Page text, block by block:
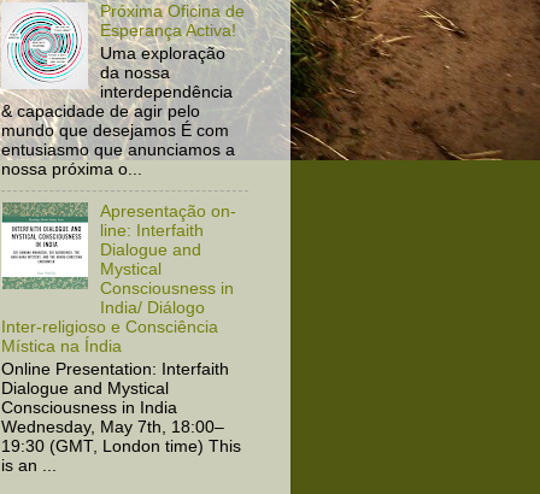
Próxima Oficina de
Esperança Activa!
Uma exploração
da nossa
interdependência
& capacidade de agir pelo
mundo que desejamos É com
entusiasmo que anunciamos a
nossa próxima o...
Apresentação on-
line: Interfaith
Dialogue and
Mystical
Consciousness in
India/ Diálogo
Inter-religioso e Consciência
Mística na Índia
Online Presentation: Interfaith
Dialogue and Mystical
Consciousness in India
Wednesday, May 7th, 18:00–
19:30 (GMT, London time) This
is an ...